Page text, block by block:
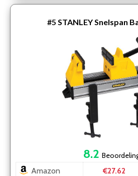
#5 STANLEY Snelspan
8.2
Amazon €27.62